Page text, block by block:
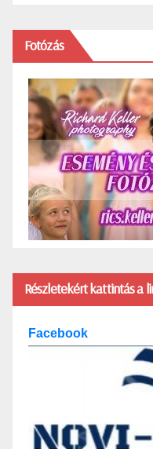
Fotózás
Részletekért kattintás a
Facebook